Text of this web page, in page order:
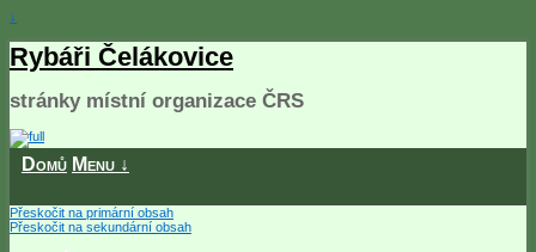
↓
Rybáři Čelákovice
stránky místní organizace ČRS
Domů Menu ↓
Přeskočit na primární obsah
Přeskočit na sekundární obsah